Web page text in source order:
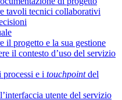
tavoli tecnici collaborativi
il progetto e la sua gestione
il contesto d’uso del servizio
processi e i touchpointdel
utente del servizio